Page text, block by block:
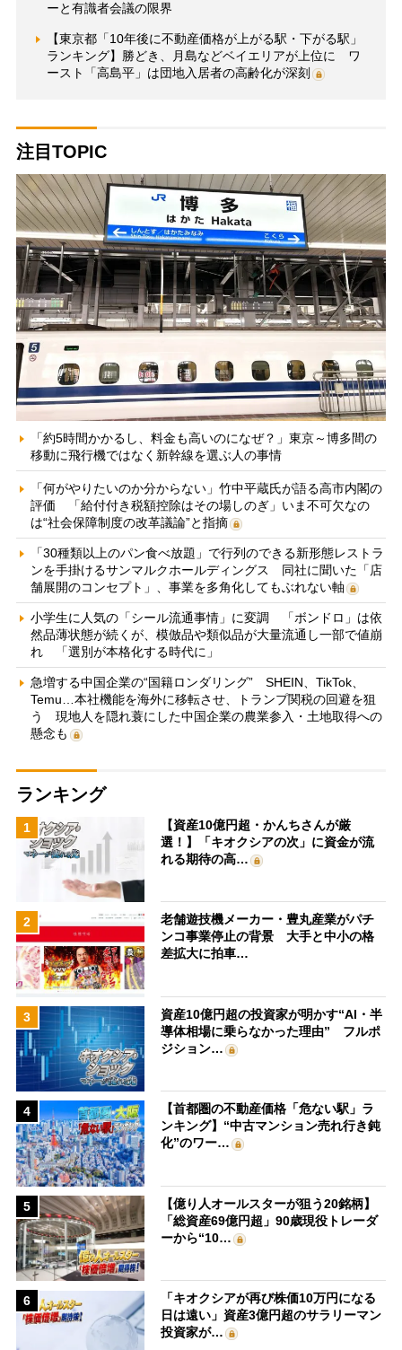
ーと有識者会議の限界
【東京都「10年後に不動産価格が上がる駅・下がる駅」
ランキング】勝どき、月島などベイエリアが上位に ワ
ースト「高島平」は団地入居者の高齢化が深刻
注目TOPIC
「約5時間かかるし、料金も高いのになぜ？」東京～博多間の
移動に飛行機ではなく新幹線を選ぶ人の事情
「何がやりたいのか分からない」竹中平蔵氏が語る高市内閣の
評価 「給付付き税額控除はその場しのぎ」いま不可欠なの
は“社会保障制度の改革議論”と指摘
「30種類以上のパン食べ放題」で行列のできる新形態レストラ
ンを手掛けるサンマルクホールディングス 同社に聞いた「店
舗展開のコンセプト」、事業を多角化してもぶれない軸
小学生に人気の「シール流通事情」に変調 「ボンドロ」は依
然品薄状態が続くが、模倣品や類似品が大量流通し一部で値崩
れ 「選別が本格化する時代に」
急増する中国企業の“国籍ロンダリング” SHEIN、TikTok、
Temu…本社機能を海外に移転させ、トランプ関税の回避を狙
う 現地人を隠れ蓑にした中国企業の農業参入・土地取得への
懸念も
ランキング
1
【資産10億円超・かんちさんが厳
選！】「キオクシアの次」に資金が流
れる期待の高…
2
老舗遊技機メーカー・豊丸産業がパチ
ンコ事業停止の背景 大手と中小の格
差拡大に拍車…
3
資産10億円超の投資家が明かす“AI・半
導体相場に乗らなかった理由” フルポ
ジション…
4
【首都圏の不動産価格「危ない駅」ラ
ンキング】“中古マンション売れ行き鈍
化”のワー…
5
【億り人オールスターが狙う20銘柄】
「総資産69億円超」90歳現役トレーダ
ーから“10…
6
「キオクシアが再び株価10万円になる
日は遠い」資産3億円超のサラリーマン
投資家が…